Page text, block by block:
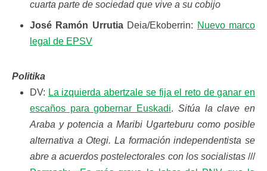
cuarta parte de sociedad que vive a su cobijo
José Ramón UrrutiaDeia/Ekoberrin: Nuevo marco
legal de EPSV
Politika
DV: La izquierda abertzale se fija el reto de ganar en
escaños para gobernar Euskadi. Sitúa la clave en
Araba y potencia a Maribi Ugarteburu como posible
alternativa a Otegi. La formación independentista se
abre a acuerdos postelectorales con los socialistas///